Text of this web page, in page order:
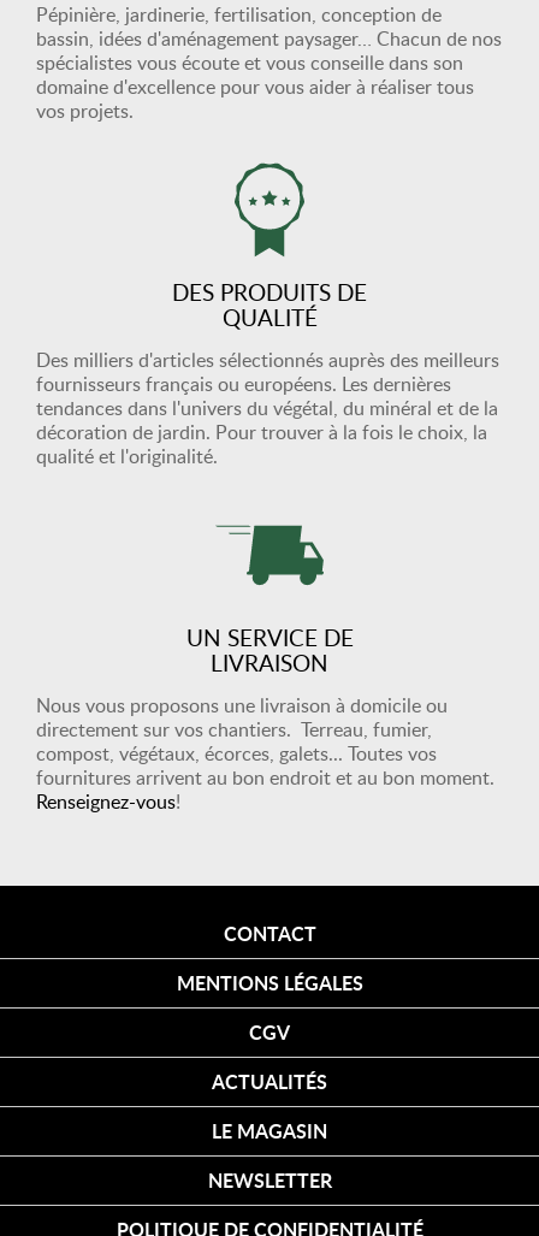
Pépinière, jardinerie, fertilisation, conception de
bassin, idées d'aménagement paysager… Chacun de nos
spécialistes vous écoute et vous conseille dans son
domaine d'excellence pour vous aider à réaliser tous
vos projets.
DES PRODUITS DE
QUALITÉ
Des milliers d'articles sélectionnés auprès des meilleurs
fournisseurs français ou européens. Les dernières
tendances dans l'univers du végétal, du minéral et de la
décoration de jardin. Pour trouver à la fois le choix, la
qualité et l'originalité.
UN SERVICE DE
LIVRAISON
Nous vous proposons une livraison à domicile ou
directement sur vos chantiers. Terreau, fumier,
compost, végétaux, écorces, galets... Toutes vos
fournitures arrivent au bon endroit et au bon moment.
Renseignez-vous!
CONTACT
MENTIONS LÉGALES
CGV
ACTUALITÉS
LE MAGASIN
NEWSLETTER
POLITIQUE DE CONFIDENTIALITÉ